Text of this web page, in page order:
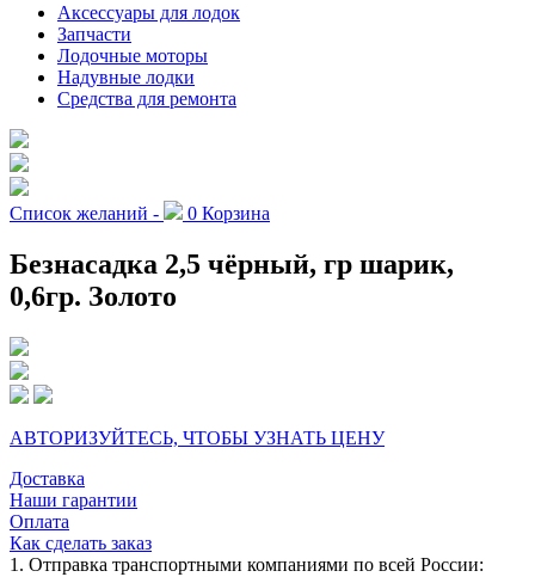
Аксессуары для лодок
Запчасти
Лодочные моторы
Надувные лодки
Средства для ремонта
Список желаний - 0 Корзина
Безнасадка 2,5 чёрный, гр шарик,
0,6гр. Золото
АВТОРИЗУЙТЕСЬ, ЧТОБЫ УЗНАТЬ ЦЕНУ
Доставка
Наши гарантии
Оплата
Как сделать заказ
1. Отправка транспортными компаниями по всей России: